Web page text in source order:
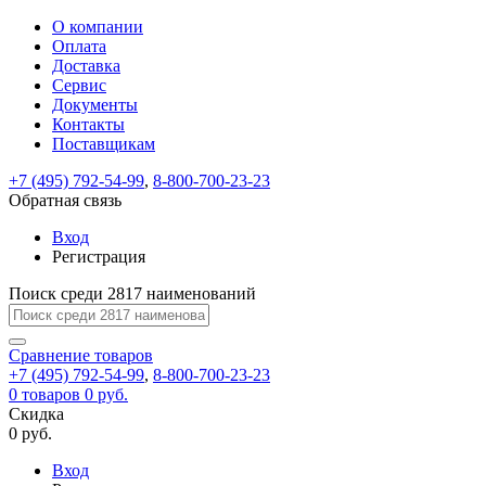
ВходРегистрация
Только
test@example.com
отправлена
по
ней
для
регистрации.
Ок
Только
Запомнить
меня
Забыли
Восстановление
пароля
Заполните
форму.
Мы
отправим
ссылку
на
указанный
электронный
адрес,
перейдя
по
которой
вы
новый
На
вашу
test@test.ru
отправлена
ссылка.
Перейдите
по
для
смены
пароля.
Введите
новый
пароль
Сменить
Пароль
успешно
Войти
Обратная
связь
Сообщение
пользовательского
соглашения
Ваше
сообщение
успешно
О компании
Оплата
Доставка
Сервис
Документы
Контакты
Поставщикам
+7 (495) 792-54-99, 8-800-700-23-23
Обратная связь
Вход
Регистрация
Поиск среди 2817 наименований
Сравнение товаров
+7 (495) 792-54-99, 8-800-700-23-23
0 товаров 0 руб.
Скидка
0 руб.
Вход